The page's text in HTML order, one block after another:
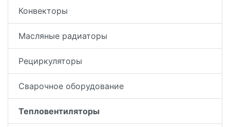
Конвекторы
Масляные радиаторы
Рециркуляторы
Сварочное оборудование
Тепловентиляторы